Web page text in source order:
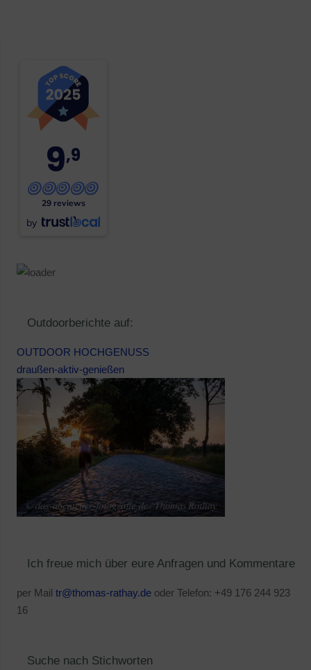
9,9
29 reviews
by
Outdoorberichte auf:
OUTDOOR HOCHGENUSS
draußen-aktiv-genießen
Ich freue mich über eure Anfragen und Kommentare
per Mail tr@thomas-rathay.deoder Telefon: +49 176 244 923
16
Suche nach Stichworten